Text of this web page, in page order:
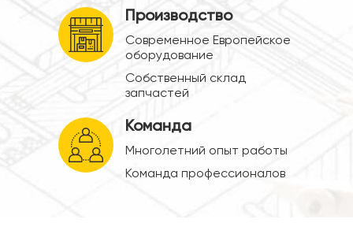
Производство
Современное Европейское
оборудование
Собственный склад
запчастей
Команда
Многолетний опыт работы
Команда профессионалов